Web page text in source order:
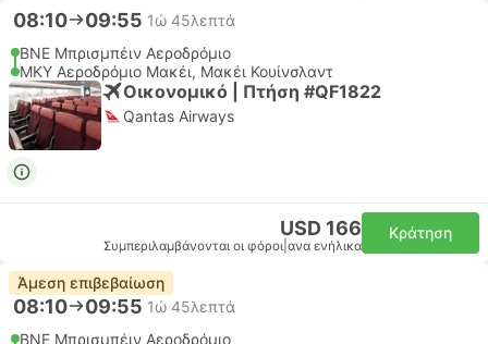
08:10 09:55 1ώ 45λεπτά
BNE Μπρισμπέιν Αεροδρόμιο
MKY Αεροδρόμιο Μακέι, Μακέι Κουίνσλαντ
Οικονομικό | Πτήση #QF1822
Qantas Airways
USD 166
Συμπεριλαμβάνονται οι φόροι ανα ενήλικα
Κράτηση
Άμεση επιβεβαίωση
08:10 09:55 1ώ 45λεπτά
BNE Μπρισμπέιν Αεροδρόμιο